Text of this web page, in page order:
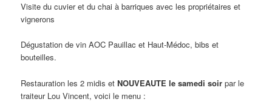
Visite du cuvier et du chai à barriques avec les propriétaires et
vignerons
Dégustation de vin AOC Pauillac et Haut-Médoc, bibs et
bouteilles.
Restauration les 2 midis etNOUVEAUTE le samedi soir par le
traiteur Lou Vincent, voici le menu :